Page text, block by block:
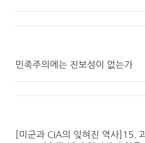
민족주의에는 진보성이 없는가
[미군과 CIA의 잊혀진 역사]15.